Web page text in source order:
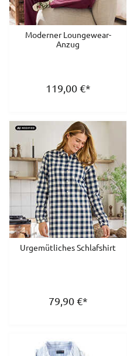
Moderner Loungewear-
Anzug
119,00€*
Urgemütliches Schlafshirt
79,90€*